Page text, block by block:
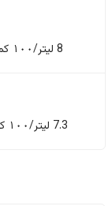
8 لیتر/١٠٠ کم
7.3 لیتر/١٠٠ کم